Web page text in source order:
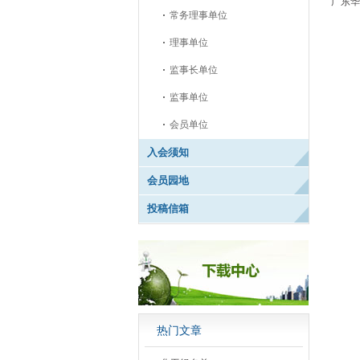
常务理事单位
理事单位
监事长单位
监事单位
会员单位
入会须知
会员园地
投稿信箱
热门文章